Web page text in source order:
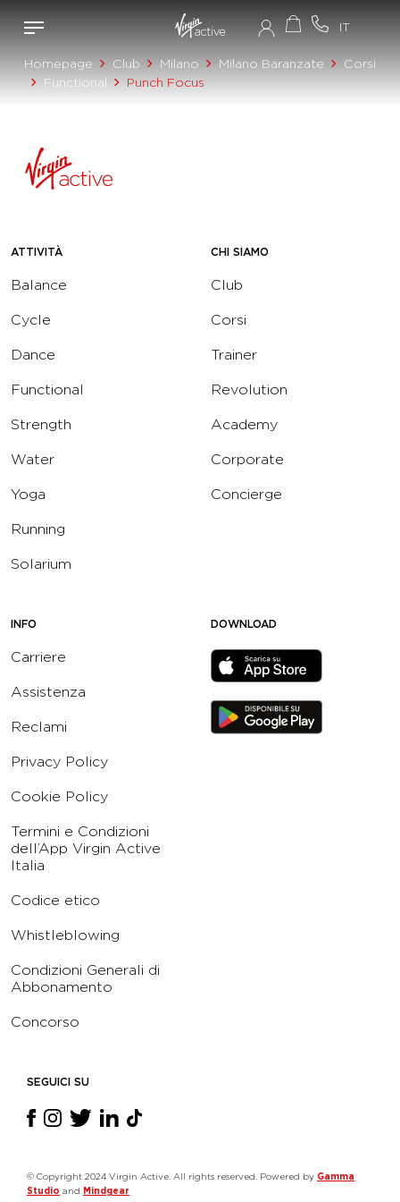
Homepage Club Milano Milano Baranzate
Corsi
Functional
Punch Focus
ATTIVITÀ
Balance
Cycle
Dance
Functional
Strength
Water
Yoga
Running
Solarium
CHI SIAMO
Club
Corsi
Trainer
Revolution
Academy
Corporate
Concierge
INFO
Carriere
Assistenza
Reclami
Privacy Policy
Cookie Policy
Termini e Condizioni
dell’App Virgin Active
Italia
Codice etico
Whistleblowing
Condizioni Generali di
Abbonamento
Concorso
DOWNLOAD
SEGUICI SU
© Copyright 2024 Virgin Active. All rights reserved. Powered by Gamma
Studio and Mindgear